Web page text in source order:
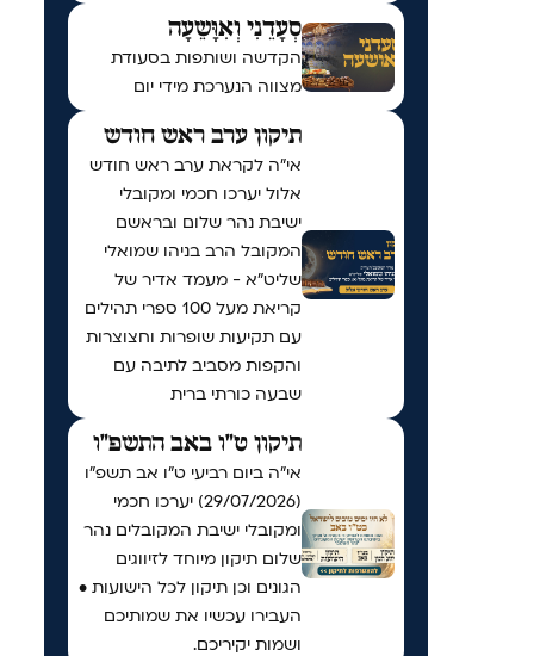
סְעָדֵנִי וְאִוָּשֵעָה
הקדשה ושותפות בסעודת
מצווה הנערכת מידי יום
תיקון ערב ראש חודש
אי"ה לקראת ערב ראש חודש
אלול יערכו חכמי ומקובלי
ישיבת נהר שלום ובראשם
המקובל הרב בניהו שמואלי
שליט״א - מעמד אדיר של
קריאת מעל 100 ספרי תהילים
עם תקיעות שופרות וחצוצרות
והקפות מסביב לתיבה עם
שבעה כורתי ברית
תיקון ט"ו באב התשפ"ו
אי"ה ביום רביעי ט״ו אב תשפ״ו
(29/07/2026) יערכו חכמי
ומקובלי ישיבת המקובלים נהר
שלום תיקון מיוחד לזיווגים
הגונים וכן תיקון לכל הישועות •
העבירו עכשיו את שמותיכם
ושמות יקיריכם.